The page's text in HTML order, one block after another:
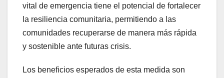
vital de emergencia tiene el potencial de fortalecer
la resiliencia comunitaria, permitiendo a las
comunidades recuperarse de manera más rápida
y sostenible ante futuras crisis.
Los beneficios esperados de esta medida son